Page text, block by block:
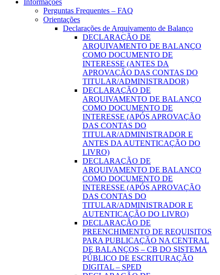
Informações
Perguntas Frequentes – FAQ
Orientações
Declarações de Arquivamento de Balanço
DECLARAÇÃO DE
ARQUIVAMENTO DE BALANÇO
COMO DOCUMENTO DE
INTERESSE (ANTES DA
APROVAÇÃO DAS CONTAS DO
TITULAR/ADMINISTRADOR)
DECLARAÇÃO DE
ARQUIVAMENTO DE BALANÇO
COMO DOCUMENTO DE
INTERESSE (APÓS APROVAÇÃO
DAS CONTAS DO
TITULAR/ADMINISTRADOR E
ANTES DA AUTENTICAÇÃO DO
LIVRO)
DECLARAÇÃO DE
ARQUIVAMENTO DE BALANÇO
COMO DOCUMENTO DE
INTERESSE (APÓS APROVAÇÃO
DAS CONTAS DO
TITULAR/ADMINISTRADOR E
AUTENTICAÇÃO DO LIVRO)
DECLARAÇÃO DE
PREENCHIMENTO DE REQUISITOS
PARA PUBLICAÇÃO NA CENTRAL
DE BALANÇOS – CB DO SISTEMA
PÚBLICO DE ESCRITURAÇÃO
DIGITAL – SPED